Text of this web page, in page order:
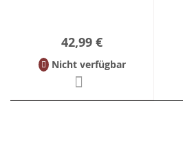
42,99 €
Nicht verfügbar